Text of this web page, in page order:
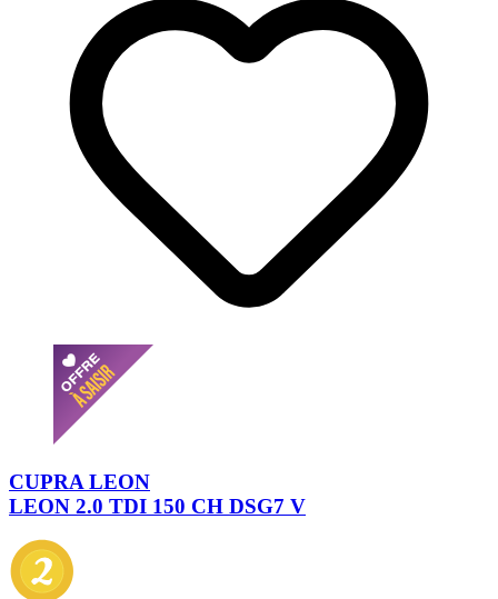
CUPRA LEON
LEON 2.0 TDI 150 CH DSG7 V